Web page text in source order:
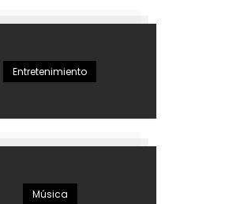
Entretenimiento
Música